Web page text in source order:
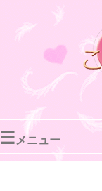
☰ メニュー